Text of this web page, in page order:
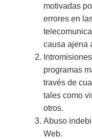
motivadas
errores en
causa ajena
programas
través de
tales como
otros.
Abuso
Web.